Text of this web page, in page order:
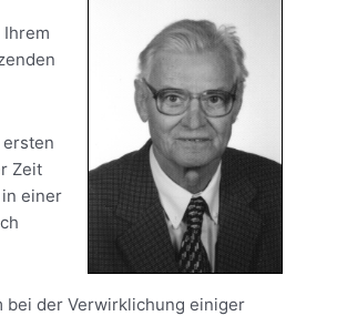
ersten
Zeit
einer
bei der Verwirklichung einiger